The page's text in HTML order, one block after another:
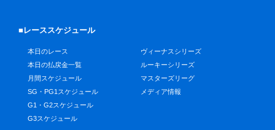
■レーススケジュール
本日のレース
本日の払戻金一覧
月間スケジュール
SG・PG1スケジュール
G1・G2スケジュール
G3スケジュール
ヴィーナスシリーズ
ルーキーシリーズ
マスターズリーグ
メディア情報